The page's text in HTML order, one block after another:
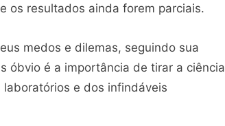
os resultados ainda forem parciais.
medos e dilemas, seguindo sua
óbvio é a importância de tirar a ciência
e dos infindáveis